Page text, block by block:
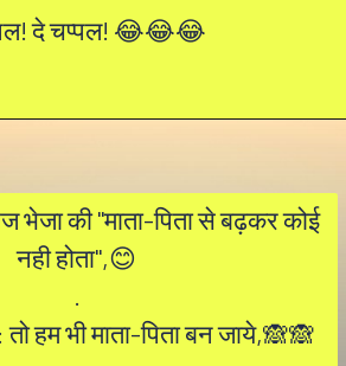
दे चप्पल! 😂😂😂
भेजा की "माता-पिता से बढ़कर कोई
नही होता",😊
.
तो हम भी माता-पिता बन जाये,🙈🙈